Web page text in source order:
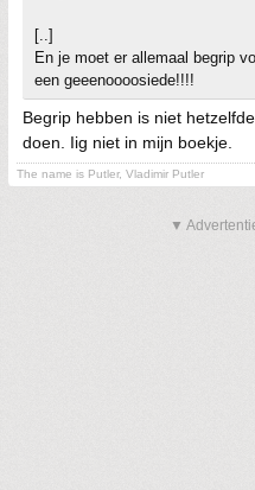
[..]
En je moet er allemaal begrip
een geeenoooosiede!!!!
Begrip hebben is niet
doen. Iig niet in mijn boekje.
The name is Putler, Vladimir Putler
▼